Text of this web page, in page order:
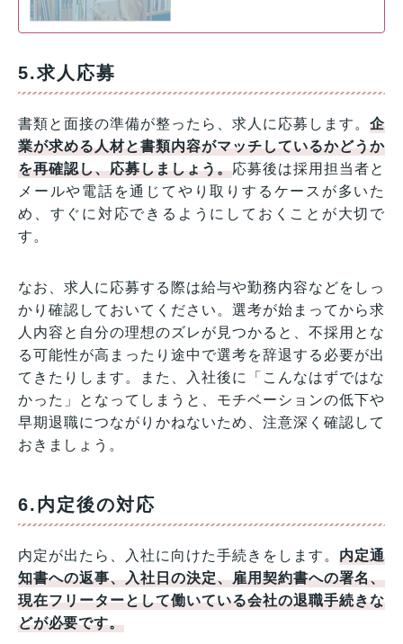
5.求人応募
書類と面接の準備が整ったら、求人に応募します。企
業が求める人材と書類内容がマッチしているかどうか
を再確認し、応募しましょう。応募後は採用担当者と
メールや電話を通じてやり取りするケースが多いた
め、すぐに対応できるようにしておくことが大切で
す。
なお、求人に応募する際は給与や勤務内容などをしっ
かり確認しておいてください。選考が始まってから求
人内容と自分の理想のズレが見つかると、不採用とな
る可能性が高まったり途中で選考を辞退する必要が出
てきたりします。また、入社後に「こんなはずではな
かった」となってしまうと、モチベーションの低下や
早期退職につながりかねないため、注意深く確認して
おきましょう。
6.内定後の対応
内定が出たら、入社に向けた手続きをします。内定通
知書への返事、入社日の決定、雇用契約書への署名、
現在フリーターとして働いている会社の退職手続きな
どが必要です。